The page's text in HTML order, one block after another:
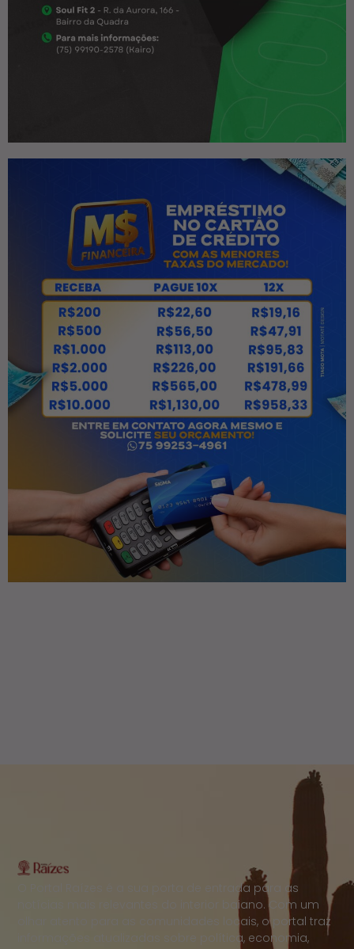
O Portal Raízes é a sua porta de entrada para as
notícias mais relevantes do interior baiano. Com um
olhar atento para as comunidades locais, o portal traz
informações atualizadas sobre política, economia,